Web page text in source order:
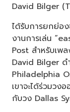
David Bilger
ได้รับการยกย่อ
งานการเล่น
Post สำหรับเ
David Bilger ด
Philadelphia
เขาจะได้ร่วมวง
กับวง Dallas